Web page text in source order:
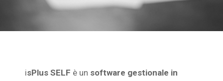
isPlus SELF è un software gestionale in